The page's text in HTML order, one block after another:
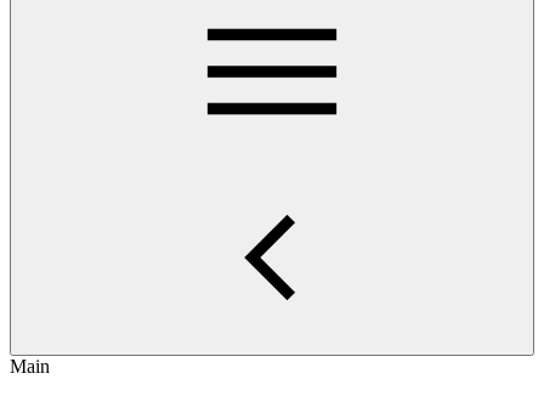
Main